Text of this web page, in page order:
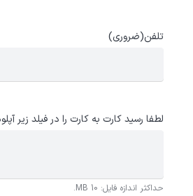
تلفن(ضروری)
لطفا رسید کارت به کارت را در فیلد زیر
حداکثر اندازه فایل: 10 MB.